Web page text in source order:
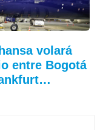
volará
entre Bogotá